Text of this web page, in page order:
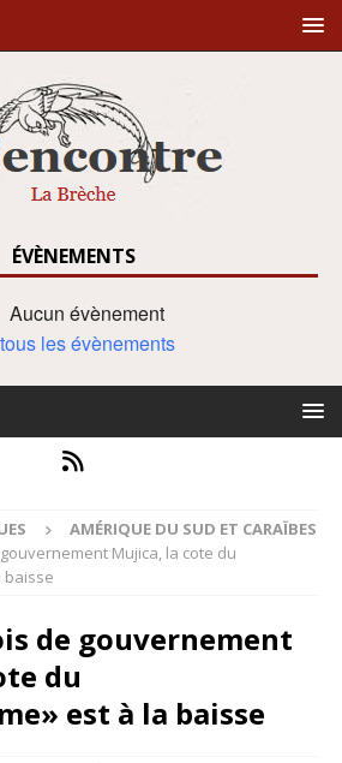
ÉVÈNEMENTS
Aucun évènement
tous les évènements
AMÉRIQUE DU SUD ET CARAÏBES
Mujica, la cote du
baisse
de gouvernement
du
est à la baisse